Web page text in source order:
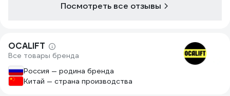
Посмотреть все отзывы
OCALIFT
Все товары бренда
Россия — родина бренда
Китай — страна производства